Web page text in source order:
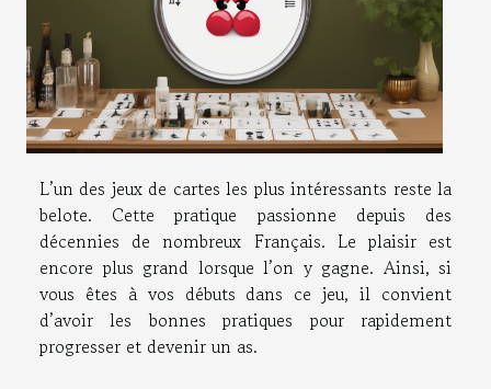
L’un des jeux de cartes les plus intéressants reste la
belote. Cette pratique passionne depuis des
décennies de nombreux Français. Le plaisir est
encore plus grand lorsque l’on y gagne. Ainsi, si
vous êtes à vos débuts dans ce jeu, il convient
d’avoir les bonnes pratiques pour rapidement
progresser et devenir un as.